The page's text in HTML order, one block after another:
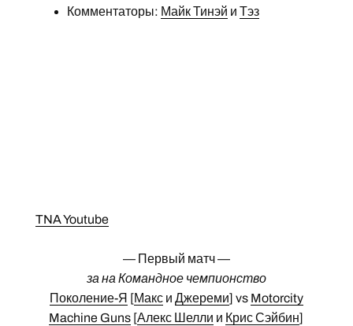
Комментаторы: Майк Тинэй и Тэз
TNA Youtube
— Первый матч —
за на Командное чемпионство
Поколение-Я [Макси Джереми] vs Motorcity
Machine Guns [Алекс Шелли и Крис Сэйбин]